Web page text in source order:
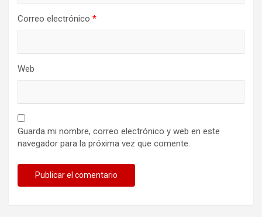
Correo electrónico *
Web
Guarda mi nombre, correo electrónico y web en este
navegador para la próxima vez que comente.